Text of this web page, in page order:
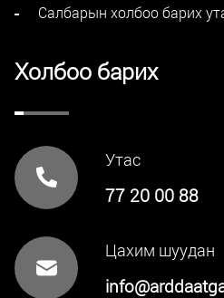
Салбарын холбоо барих
Холбоо барих
Утас
77 20 00 88
Цахим шуудан